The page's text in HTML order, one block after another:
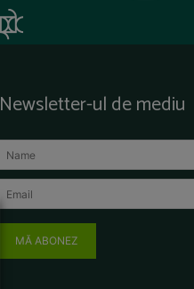
Newsletter-ul de mediu
MĂ ABONEZ